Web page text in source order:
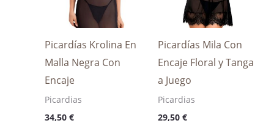
Picardías Krolina En
Malla Negra Con
Encaje
Picardias
34,50 €
Picardías Mila Con
Encaje Floral y Tanga
a Juego
Picardias
29,50 €